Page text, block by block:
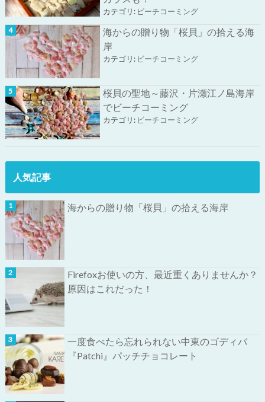
カテゴリ: ビーチコーミング
海からの贈り物「桜貝」の拾える海
岸
カテゴリ: ビーチコーミング
桜貝の聖地～藤沢・片瀬江ノ島海岸
でビーチコーミング
カテゴリ: ビーチコーミング
人気記事
海からの贈り物「桜貝」の拾える海岸
Firefoxお使いの方、最近重くありませんか？
原因はこれだった！
一度食べたら忘れられない中東のゴディバ
『Patchi』パッチチョコレート